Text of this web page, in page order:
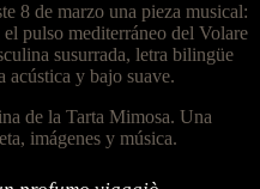
8 de marzo una pieza musical:
pulso mediterráneo del Volare
susurrada, letra bilingüe
acústica y bajo suave.
de la Tarta Mimosa. Una
imágenes y música.